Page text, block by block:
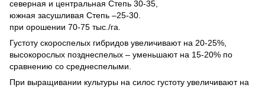
северная и центральная Степь 30-35,
южная засушливая Степь –25-30.
при орошении 70-75 тыс./га.
Густоту скороспелых гибридов увеличивают на 20-25%,
высокорослых позднеспелых – уменьшают на 15-20% по
сравнению со среднеспелыми.
При выращивании культуры на силос густоту увеличивают на